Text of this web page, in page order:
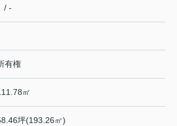
/ -
有権
㎡
坪(193.26㎡)